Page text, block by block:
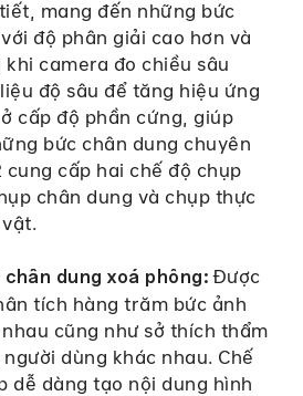
mang đến những bức
độ phân giải cao hơn và
camera đo chiều sâu
độ sâu để tăng hiệu ứng
cấp độ phần cứng, giúp
bức chân dung chuyên
cung cấp hai chế độ chụp
chân dung và chụp thực
chân dung xoá phông: Được
tích hàng trăm bức ảnh
cũng như sở thích thẩm
dùng khác nhau. Chế
dễ dàng tạo nội dung hình